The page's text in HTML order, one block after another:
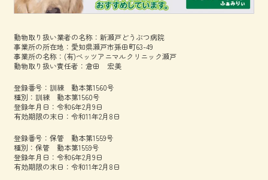
動物取り扱い業者の名称：新瀬戸どうぶつ病院
事業所の所在地：愛知県瀬戸市孫田町63-49
事業所の名称：(有)ベッツアニマルクリニック瀬戸
動物取り扱い責任者：倉田 宏美
登録番号：訓練 動本第1560号
種別：訓練 動本第1560号
登録年月日：令和6年2月9日
有効期限の末日：令和11年2月8日
登録番号：保管 動本第1559号
種別：保管 動本第1559号
登録年月日：令和6年2月9日
有効期限の末日：令和11年2月8日